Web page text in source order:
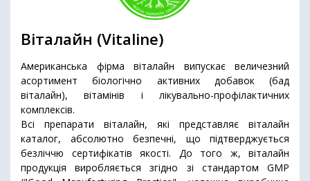
Віталайн (Vitaline)
Американська фірма віталайн випускає величезний
асортимент біологічно активних добавок (бад
віталайн), вітамінів і лікувально-профілактичних
комплексів.
Всі препарати віталайн, які представляє віталайн
каталог, абсолютно безпечні, що підтверджується
безліччю сертифікатів якості. До того ж, віталайн
продукція виробляється згідно зі стандартом GMP